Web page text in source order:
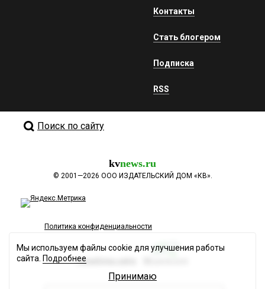
Контакты
Стать блогером
Подписка
RSS
Поиск по сайту
kvnews.ru
© 2001—2026 ООО ИЗДАТЕЛЬСКИЙ ДОМ «КВ».
Политика конфиденциальности
Разработка сайта
Мы используем файлы cookie для улучшения работы
сайта. Подробнее
Принимаю